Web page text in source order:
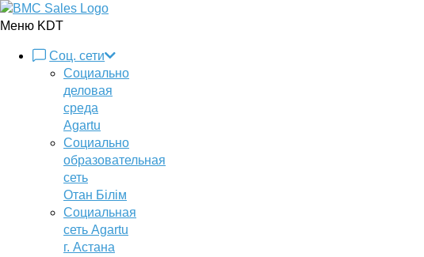
Меню KDT
Соц. сети
Социально
деловая
среда
Agartu
Социально
образовательная
сеть
Отан Бiлiм
Социальная
сеть Agartu
г. Астана